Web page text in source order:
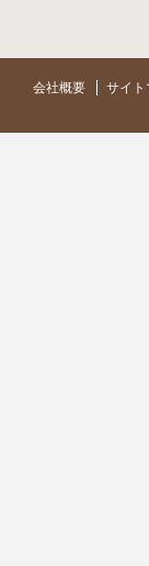
会社概要 サイト